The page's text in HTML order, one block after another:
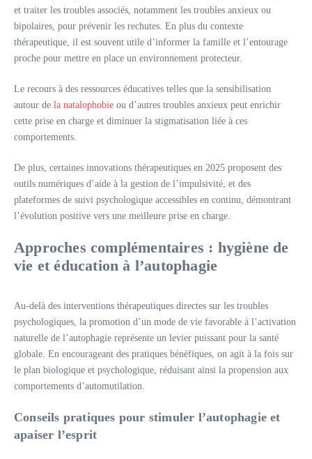
et traiter les troubles associés, notamment les troubles anxieux ou
bipolaires, pour prévenir les rechutes. En plus du contexte
thérapeutique, il est souvent utile d’informer la famille et l’entourage
proche pour mettre en place un environnement protecteur.
Le recours à des ressources éducatives telles que la sensibilisation
autour de la natalophobie ou d’autres troubles anxieux peut enrichir
cette prise en charge et diminuer la stigmatisation liée à ces
comportements.
De plus, certaines innovations thérapeutiques en 2025 proposent des
outils numériques d’aide à la gestion de l’impulsivité, et des
plateformes de suivi psychologique accessibles en continu, démontrant
l’évolution positive vers une meilleure prise en charge.
Approches complémentaires : hygiène de
vie et éducation à l’autophagie
Au-delà des interventions thérapeutiques directes sur les troubles
psychologiques, la promotion d’un mode de vie favorable à l’activation
naturelle de l’autophagie représente un levier puissant pour la santé
globale. En encourageant des pratiques bénéfiques, on agit à la fois sur
le plan biologique et psychologique, réduisant ainsi la propension aux
comportements d’automutilation.
Conseils pratiques pour stimuler l’autophagie et
apaiser l’esprit